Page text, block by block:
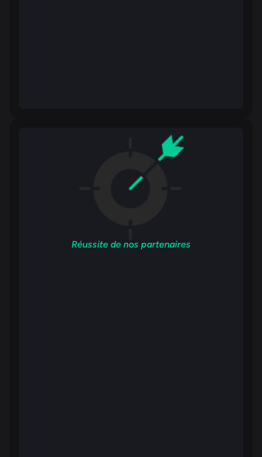
Réussite de nos partenaires